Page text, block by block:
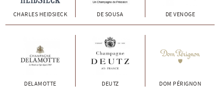
CHARLES HEIDSIECK DE SOUSA DE VENOGE
DELAMOTTE DEUTZ DOM PÉRIGNON